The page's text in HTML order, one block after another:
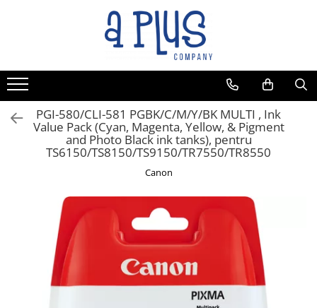
Benzi pentru etichete
Cartuse de cerneala
Cartuse toner
Colectoare toner rezidual
Kit mentenanta
PGI-580/CLI-581 PGBK/C/M/Y/BK MULTI , Ink
Value Pack (Cyan, Magenta, Yellow, & Pigment
and Photo Black ink tanks), pentru
TS6150/TS8150/TS9150/TR7550/TR8550
Canon